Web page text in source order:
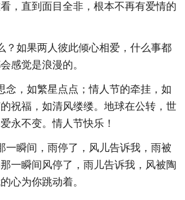
，直到面目全非，根本不再有爱情的
？如果两人彼此倾心相爱，什么事都
感觉是浪漫的。
念，如繁星点点；情人节的牵挂，如
祝福，如清风缕缕。地球在公转，世
永不变。情人节快乐！
一瞬间，雨停了，风儿告诉我，雨被
一瞬间风停了，雨儿告诉我，风被陶
心为你跳动着。